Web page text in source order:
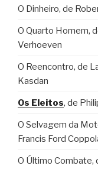
O Dinheiro, de
O Quarto Homem,
Verhoeven
O Reencontro, de
Kasdan
Os Eleitos, de
O Selvagem da
Francis Ford
O Último Combate,